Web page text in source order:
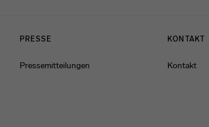
PRESSE
Pressemitteilungen
KONTAKT
Kontakt